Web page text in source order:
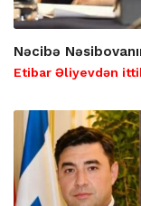
Nəcibə
Etibar Əliyevdən